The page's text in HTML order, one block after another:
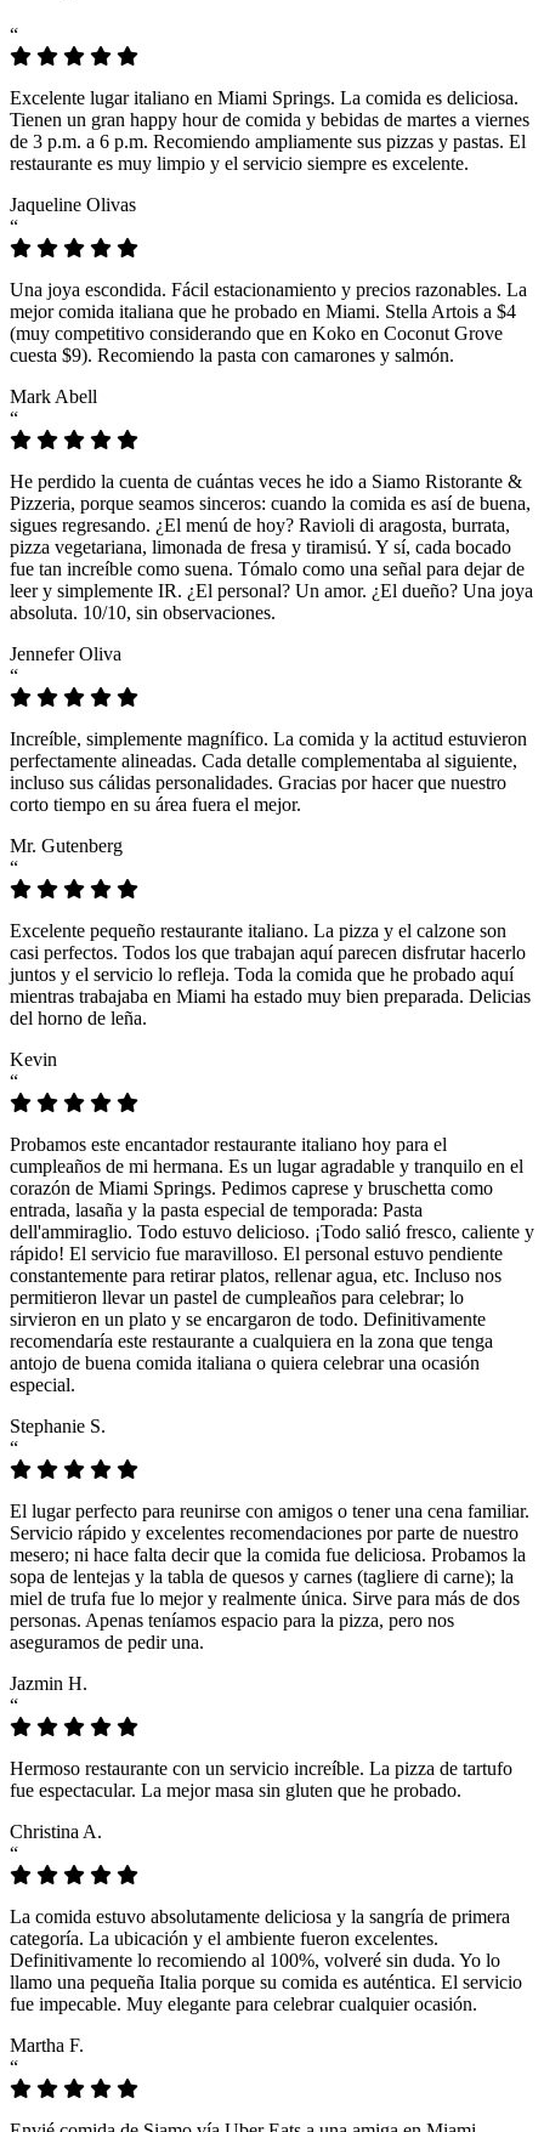
“
Excelente lugar italiano en Miami Springs. La comida es deliciosa.
Tienen un gran happy hour de comida y bebidas de martes a viernes
de 3 p.m. a 6 p.m. Recomiendo ampliamente sus pizzas y pastas. El
restaurante es muy limpio y el servicio siempre es excelente.
Jaqueline Olivas
“
Una joya escondida. Fácil estacionamiento y precios razonables. La
mejor comida italiana que he probado en Miami. Stella Artois a $4
(muy competitivo considerando que en Koko en Coconut Grove
cuesta $9). Recomiendo la pasta con camarones y salmón.
Mark Abell
“
He perdido la cuenta de cuántas veces he ido a Siamo Ristorante &
Pizzeria, porque seamos sinceros: cuando la comida es así de buena,
sigues regresando. ¿El menú de hoy? Ravioli di aragosta, burrata,
pizza vegetariana, limonada de fresa y tiramisú. Y sí, cada bocado
fue tan increíble como suena. Tómalo como una señal para dejar de
leer y simplemente IR. ¿El personal? Un amor. ¿El dueño? Una joya
absoluta. 10/10, sin observaciones.
Jennefer Oliva
“
Increíble, simplemente magnífico. La comida y la actitud estuvieron
perfectamente alineadas. Cada detalle complementaba al siguiente,
incluso sus cálidas personalidades. Gracias por hacer que nuestro
corto tiempo en su área fuera el mejor.
Mr. Gutenberg
“
Excelente pequeño restaurante italiano. La pizza y el calzone son
casi perfectos. Todos los que trabajan aquí parecen disfrutar hacerlo
juntos y el servicio lo refleja. Toda la comida que he probado aquí
mientras trabajaba en Miami ha estado muy bien preparada. Delicias
del horno de leña.
Kevin
“
Probamos este encantador restaurante italiano hoy para el
cumpleaños de mi hermana. Es un lugar agradable y tranquilo en el
corazón de Miami Springs. Pedimos caprese y bruschetta como
entrada, lasaña y la pasta especial de temporada: Pasta
dell'ammiraglio. Todo estuvo delicioso. ¡Todo salió fresco, caliente y
rápido! El servicio fue maravilloso. El personal estuvo pendiente
constantemente para retirar platos, rellenar agua, etc. Incluso nos
permitieron llevar un pastel de cumpleaños para celebrar; lo
sirvieron en un plato y se encargaron de todo. Definitivamente
recomendaría este restaurante a cualquiera en la zona que tenga
antojo de buena comida italiana o quiera celebrar una ocasión
especial.
Stephanie S.
“
El lugar perfecto para reunirse con amigos o tener una cena familiar.
Servicio rápido y excelentes recomendaciones por parte de nuestro
mesero; ni hace falta decir que la comida fue deliciosa. Probamos la
sopa de lentejas y la tabla de quesos y carnes (tagliere di carne); la
miel de trufa fue lo mejor y realmente única. Sirve para más de dos
personas. Apenas teníamos espacio para la pizza, pero nos
aseguramos de pedir una.
Jazmin H.
“
Hermoso restaurante con un servicio increíble. La pizza de tartufo
fue espectacular. La mejor masa sin gluten que he probado.
Christina A.
“
La comida estuvo absolutamente deliciosa y la sangría de primera
categoría. La ubicación y el ambiente fueron excelentes.
Definitivamente lo recomiendo al 100%, volveré sin duda. Yo lo
llamo una pequeña Italia porque su comida es auténtica. El servicio
fue impecable. Muy elegante para celebrar cualquier ocasión.
Martha F.
“